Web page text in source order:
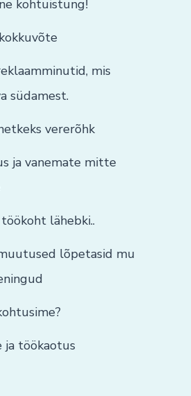
kohtuistung!
mis
südamest.
vererõhk
ja vanemate mitte
lähebki..
lõpetasid mu
ja töökaotus